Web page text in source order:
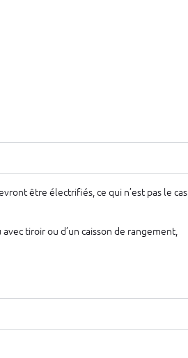
être électrifiés, ce qui n’est pas le cas
tiroir ou d’un caisson de rangement,